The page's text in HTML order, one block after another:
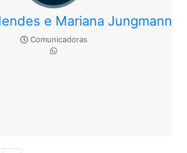
e Mariana Jungmann
Comunicadoras